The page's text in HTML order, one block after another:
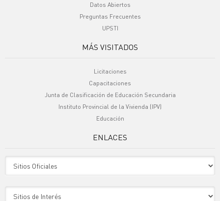
Datos Abiertos
Preguntas Frecuentes
UPSTI
MÁS VISITADOS
Licitaciones
Capacitaciones
Junta de Clasificación de Educación Secundaria
Instituto Provincial de la Vivienda (IPV)
Educación
ENLACES